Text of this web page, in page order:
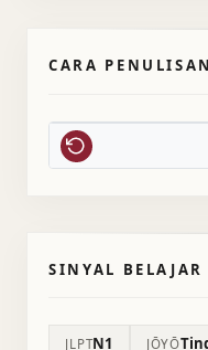
CARA PENULISAN
SINYAL
JLPTN1 JŌYŌ